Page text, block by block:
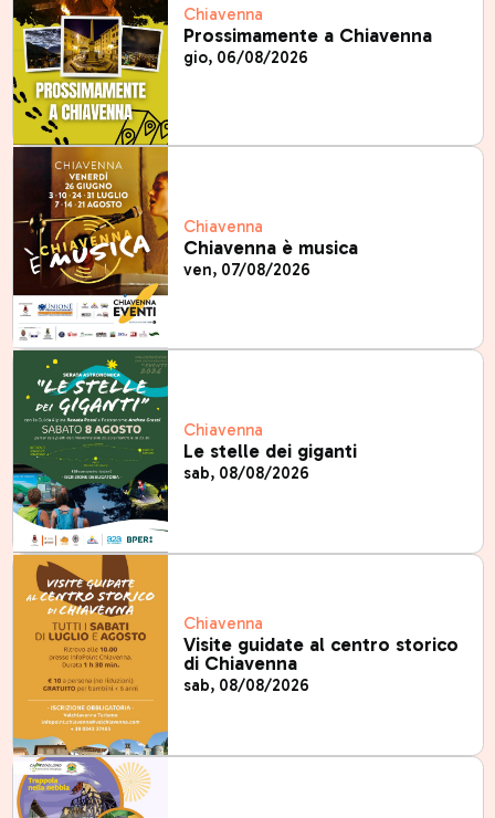
Chiavenna
Prossimamente a Chiavenna
gio, 06/08/2026
Chiavenna
Chiavenna è musica
ven, 07/08/2026
Chiavenna
Le stelle dei giganti
sab, 08/08/2026
Chiavenna
Visite guidate al centro storico
di Chiavenna
sab, 08/08/2026